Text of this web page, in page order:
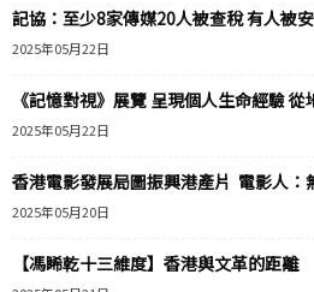
記協：至少8家傳媒20人被查稅 有人被
2025年05月22日
《記憶對視》展覽 呈現個人生命經驗
2025年05月22日
香港電影發展局圖振興港產片 電影人：
2025年05月20日
【馮睎乾十三維度】香港與文革的距離